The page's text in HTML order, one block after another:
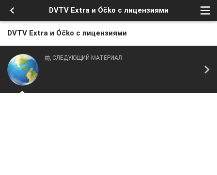
DVTV Extra и Óčko с лицензиями
DVTV Extra и Óčko с лицензиями
СЛЕДУЮЩИЙ МАТЕРИАЛ